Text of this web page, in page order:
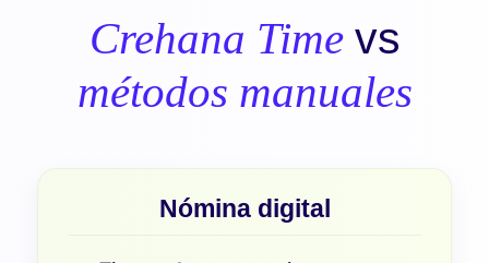
Crehana Time vs
métodos manuales
Nómina digital